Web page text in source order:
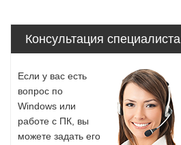
Консультация специалиста
Если у вас есть
вопрос по
Windows или
работе с ПК, вы
можете задать его